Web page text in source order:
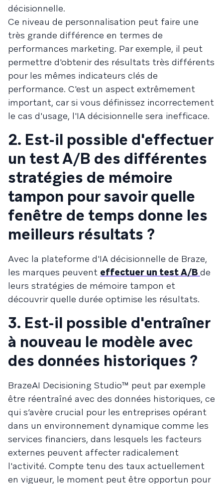
décisionnelle.
Ce niveau de personnalisation peut faire une
très grande différence en termes de
performances marketing. Par exemple, il peut
permettre d'obtenir des résultats très différents
pour les mêmes indicateurs clés de
performance. C'est un aspect extrêmement
important, car si vous définissez incorrectement
le cas d'usage, l'IA décisionnelle sera inefficace.
2. Est-il possible d'effectuer
un test A/B des différentes
stratégies de mémoire
tampon pour savoir quelle
fenêtre de temps donne les
meilleurs résultats ?
Avec la plateforme d'IA décisionnelle de Braze,
les marques peuvent effectuer un test A/B de
leurs stratégies de mémoire tampon et
découvrir quelle durée optimise les résultats.
3. Est-il possible d'entraîner
à nouveau le modèle avec
des données historiques ?
BrazeAI Decisioning Studio™ peut par exemple
être réentraîné avec des données historiques, ce
qui s’avère crucial pour les entreprises opérant
dans un environnement dynamique comme les
services financiers, dans lesquels les facteurs
externes peuvent affecter radicalement
l'activité. Compte tenu des taux actuellement
en vigueur, le moment peut être opportun pour